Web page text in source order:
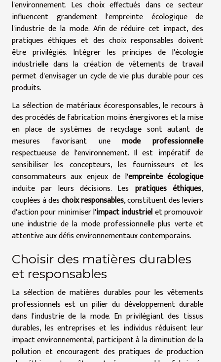
l'environnement. Les choix effectués dans ce secteur
influencent grandement l'empreinte écologique de
l'industrie de la mode. Afin de réduire cet impact, des
pratiques éthiques et des choix responsables doivent
être privilégiés. Intégrer les principes de l'écologie
industrielle dans la création de vêtements de travail
permet d'envisager un cycle de vie plus durable pour ces
produits.
La sélection de matériaux écoresponsables, le recours à
des procédés de fabrication moins énergivores et la mise
en place de systèmes de recyclage sont autant de
mesures favorisant unemode professionnelle
respectueuse de l'environnement. Il est impératif de
sensibiliser les concepteurs, les fournisseurs et les
consommateurs aux enjeux de l'empreinte écologique
induite par leurs décisions. Les pratiques éthiques,
couplées à deschoix responsables, constituent des leviers
d'action pour minimiser l'impact industrielet promouvoir
une industrie de la mode professionnelle plus verte et
attentive aux défis environnementaux contemporains.
Choisir des matières durables
et responsables
La sélection de matières durables pour les vêtements
professionnels est un pilier du développement durable
dans l'industrie de la mode. En privilégiant des tissus
durables, les entreprises et les individus réduisent leur
impact environnemental, participent à la diminution de la
pollution et encouragent des pratiques de production